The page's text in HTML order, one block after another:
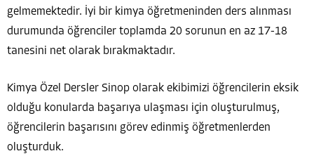
gelmemektedir. İyi bir kimya öğretmeninden ders alınması
durumunda öğrenciler toplamda 20 sorunun en az 17-18
tanesini net olarak bırakmaktadır.
Kimya Özel Dersler Sinop olarak ekibimizi öğrencilerin eksik
olduğu konularda başarıya ulaşması için oluşturulmuş,
öğrencilerin başarısını görev edinmiş öğretmenlerden
oluşturduk.